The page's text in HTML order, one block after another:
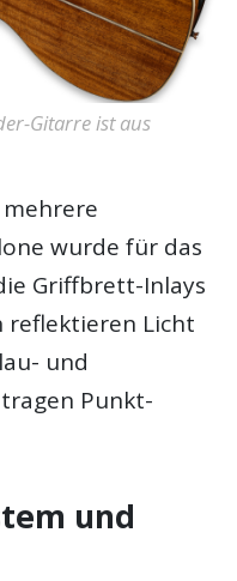
Gitarre ist aus
wurde für das
Griffbrett-Inlays
reflektieren Licht
und
Punkt-
und